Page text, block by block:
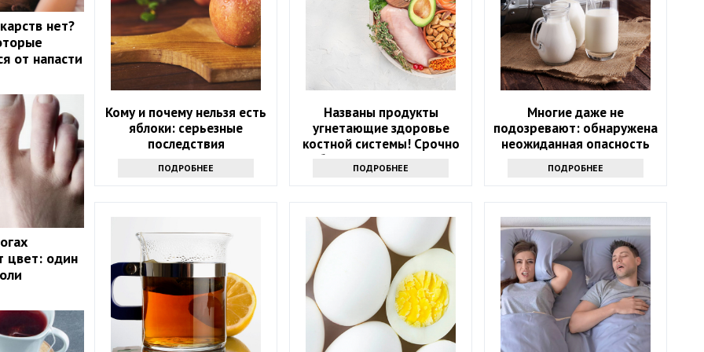
нет?
от напасти
цвет: один
Кому и почему нельзя есть
яблоки: серьезные
последствия
ПОДРОБНЕЕ
Названы продукты
угнетающие здоровье
костной системы! Срочно
уберите их из рациона
ПОДРОБНЕЕ
Многие даже не
подозревают: обнаружена
неожиданная опасность
ПОДРОБНЕЕ